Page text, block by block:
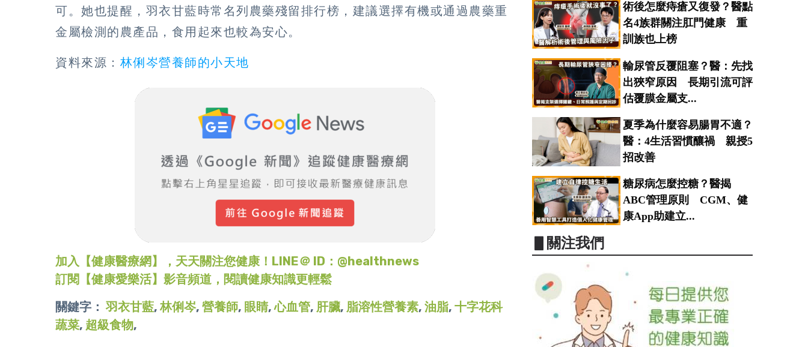
可。她也提醒，羽衣甘藍時常名列農藥殘留排行榜，建議選擇有機或通過農藥重
金屬檢測的農產品，食用起來也較為安心。
資料來源： 林俐岑營養師的小天地
加入【健康醫療網】，天天關注您健康！LINE＠ ID：@healthnews
訂閱【健康愛樂活】影音頻道，閱讀健康知識更輕鬆
關鍵字：羽衣甘藍,林俐岑, 營養師, 眼睛,心血管, 肝臟, 脂溶性營養素, 油脂, 十字花科
蔬菜, 超級食物,
術後怎麼痔瘡又復發？醫點
名4族群關注肛門健康 重
訓族也上榜
輸尿管反覆阻塞？醫：先找
出狹窄原因 長期引流可評
估覆膜金屬支...
夏季為什麼容易腸胃不適？
醫：4生活習慣釀禍 親授5
招改善
糖尿病怎麼控糖？醫揭
ABC管理原則 CGM、健
康App助建立...
▋關注我們